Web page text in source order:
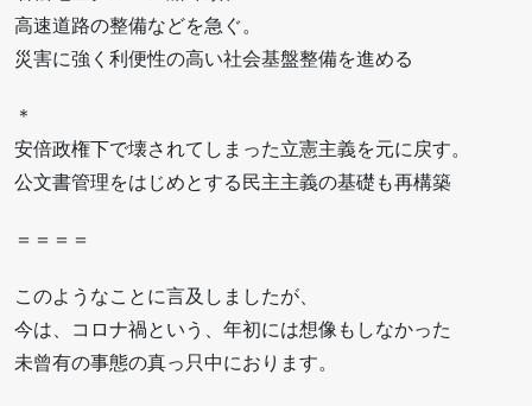
高速道路の整備などを急ぐ。
災害に強く利便性の高い社会基盤整備を進める
＊
安倍政権下で壊されてしまった立憲主義を元に戻す。
公文書管理をはじめとする民主主義の基礎も再構築
＝＝＝＝
このようなことに言及しましたが、
今は、コロナ禍という、年初には想像もしなかった
未曾有の事態の真っ只中におります。